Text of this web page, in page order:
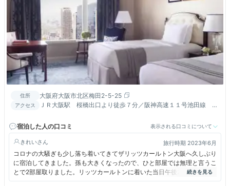
住所 大阪府大阪市北区梅田2-5-25
アクセス
ＪＲ大阪駅 桜橋出口より徒歩７分／阪神高速１１号池田線 出
宿泊した人の口コミ
表示される口コミについて
きれい 旅行時期 2023年6月
コロナの大騒ぎも少し落ち着いてきてザリッツカールトン大阪へ久しぶり
に宿泊してきました。孫も大きくなったので、ひと部屋では無理と言うこ
とで2部屋取りました。リッツカールトンに着いた当日午後2時半過ぎは
以前のコロナ前と同じでホテル利用のお客さんでいっぱいになっていまし